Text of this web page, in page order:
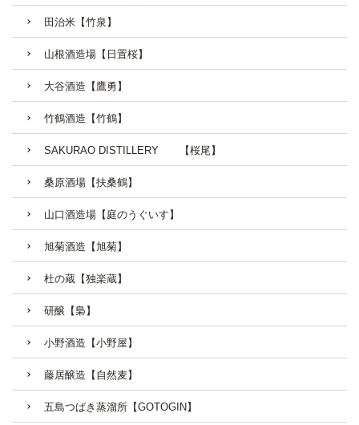
田治米【竹泉】
山根酒造場【日置桜】
大谷酒造【鷹勇】
竹鶴酒造【竹鶴】
SAKURAO DISTILLERY 【桜尾】
桑原酒場【扶桑鶴】
山口酒造場【庭のうぐいす】
旭菊酒造【旭菊】
杜の蔵【独楽蔵】
研醸【梟】
小野酒造【小野屋】
藤居醸造【自然麦】
五島つばき蒸溜所【GOTOGIN】